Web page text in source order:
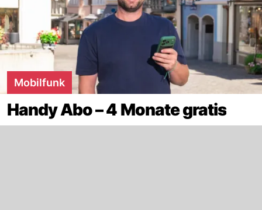
Mobilfunk
Handy Abo – 4 Monate gratis